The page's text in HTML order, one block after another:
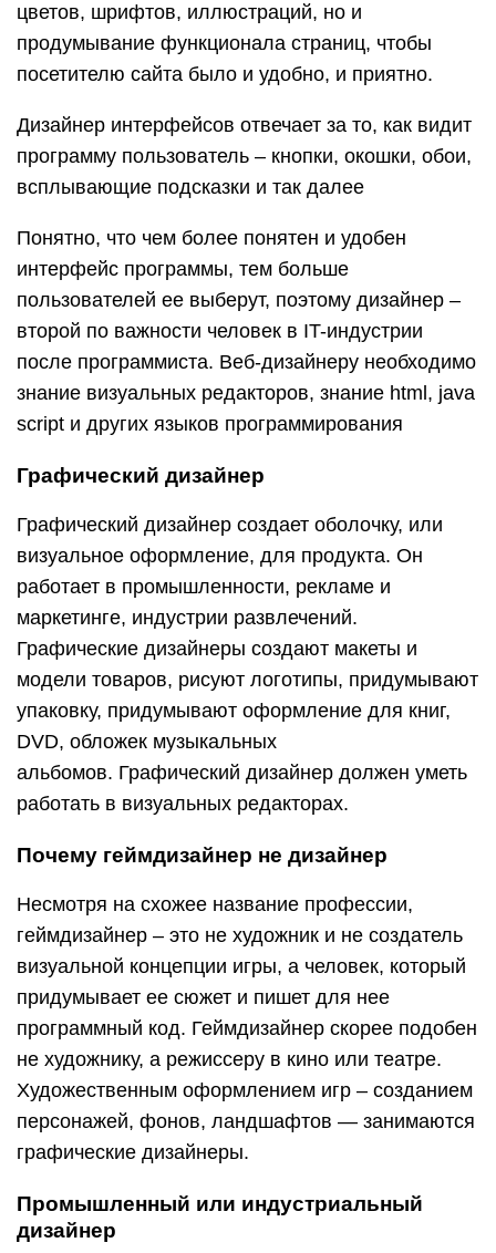
цветов, шрифтов, иллюстраций, но и
продумывание функционала страниц, чтобы
посетителю сайта было и удобно, и приятно.
Дизайнер интерфейсов отвечает за то, как видит
программу пользователь – кнопки, окошки, обои,
всплывающие подсказки и так далее
Понятно, что чем более понятен и удобен
интерфейс программы, тем больше
пользователей ее выберут, поэтому дизайнер –
второй по важности человек в IT-индустрии
после программиста. Веб-дизайнеру необходимо
знание визуальных редакторов, знание html, java
script и других языков программирования
Графический дизайнер
Графический дизайнер создает оболочку, или
визуальное оформление, для продукта. Он
работает в промышленности, рекламе и
маркетинге, индустрии развлечений.
Графические дизайнеры создают макеты и
модели товаров, рисуют логотипы, придумывают
упаковку, придумывают оформление для книг,
DVD, обложек музыкальных
альбомов. Графический дизайнер должен уметь
работать в визуальных редакторах.
Почему геймдизайнер не дизайнер
Несмотря на схожее название профессии,
геймдизайнер – это не художник и не создатель
визуальной концепции игры, а человек, который
придумывает ее сюжет и пишет для нее
программный код. Геймдизайнер скорее подобен
не художнику, а режиссеру в кино или театре.
Художественным оформлением игр – созданием
персонажей, фонов, ландшафтов — занимаются
графические дизайнеры.
Промышленный или индустриальный
дизайнер